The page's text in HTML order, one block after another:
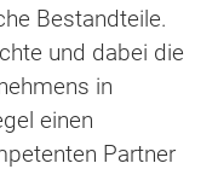
Bestandteile.
und dabei die
in
einen
Partner